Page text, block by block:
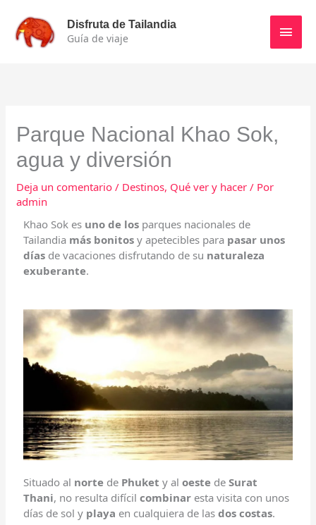
contenido
Disfruta de Tailandia
Guía de viaje
Parque Nacional Khao Sok,
agua y diversión
Deja un comentario / Destinos, Qué ver y hacer / Por
admin
Khao Sok es uno de los parques nacionales de
Tailandia más bonitos y apetecibles para pasar unos
días de vacaciones disfrutando de su naturaleza
exuberante.
Situado al norte de Phuket y aloeste deSurat
Thani, no resulta difícilcombinar esta visita con unos
días de sol y playa en cualquiera de lasdos costas.